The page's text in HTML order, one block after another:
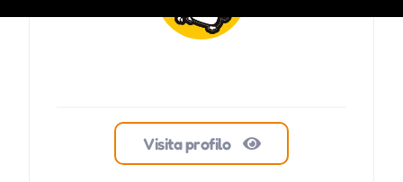
Visita profilo